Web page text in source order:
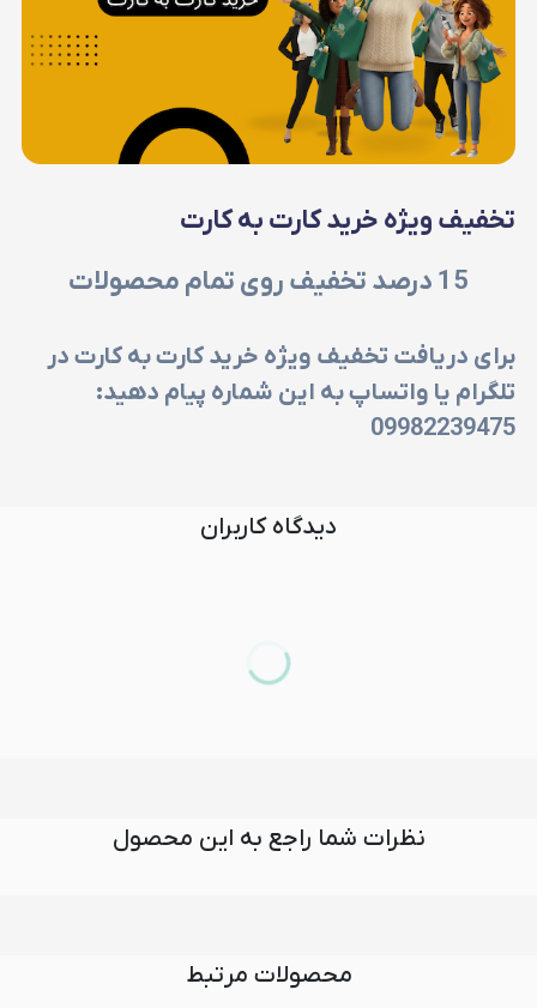
تخفیف ویژه خرید کارت به کارت
15 درصد تخفیف روی تمام محصولات
برای دریافت تخفیف ویژه خرید کارت به کارت در
تلگرام یا واتساپ به این شماره پیام دهید:
09982239475
دیدگاه کاربران
نظرات شما راجع به این محصول
محصولات مرتبط